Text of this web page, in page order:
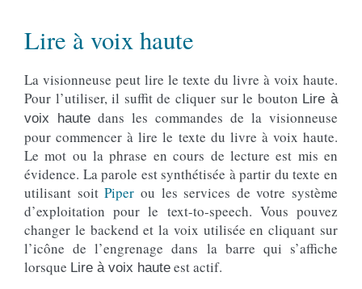
Lire à voix haute
La visionneuse peut lire le texte du livre à voix haute.
Pour l’utiliser, il suffit de cliquer sur le bouton Lire à
voix haute dans les commandes de la visionneuse
pour commencer à lire le texte du livre à voix haute.
Le mot ou la phrase en cours de lecture est mis en
évidence. La parole est synthétisée à partir du texte en
utilisant soitPiper ou les services de votre système
d’exploitation pour le text-to-speech. Vous pouvez
changer le backend et la voix utilisée en cliquant sur
l’icône de l’engrenage dans la barre qui s’affiche
lorsque Lire à voix haute est actif.